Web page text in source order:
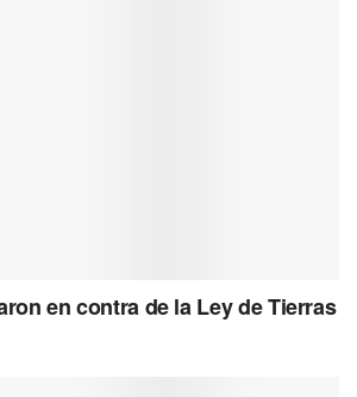
en contra de la Ley de Tierras